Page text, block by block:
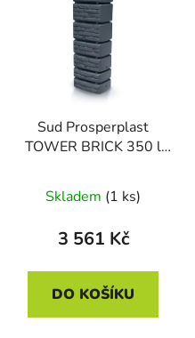
Sud Prosperplast
TOWER BRICK 350 l
Skladem (1 ks)
3 561 Kč
DO KOŠÍKU